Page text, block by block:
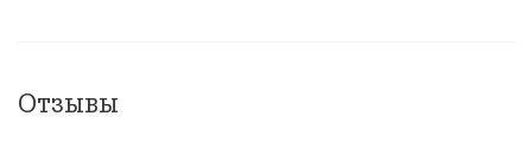
Отзывы